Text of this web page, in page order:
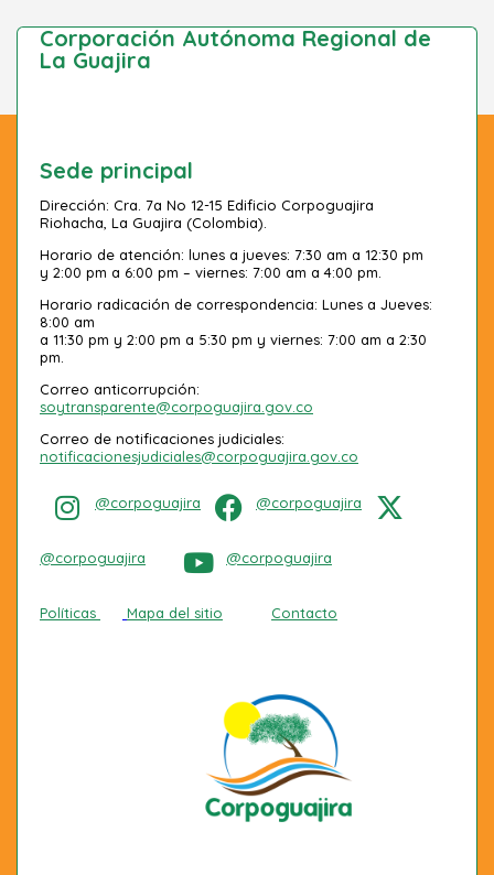
Corporación Autónoma Regional de
La Guajira
Sede principal
Dirección: Cra. 7a No 12-15 Edificio Corpoguajira
Riohacha, La Guajira (Colombia).
Horario de atención: lunes a jueves: 7:30 am a 12:30 pm
y 2:00 pm a 6:00 pm – viernes: 7:00 am a 4:00 pm.
Horario radicación de correspondencia: Lunes a Jueves:
8:00 am
a 11:30 pm y 2:00 pm a 5:30 pm y viernes: 7:00 am a 2:30
pm.
Correo anticorrupción:
soytransparente@corpoguajira.gov.co
Correo de notificaciones judiciales:
notificacionesjudiciales@corpoguajira.gov.co
@corpoguajira @corpoguajira
@corpoguajira @corpoguajira
Políticas Mapa del sitio Contacto